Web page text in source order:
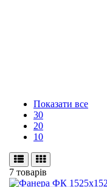
Показати все
30
20
10
7 товарів